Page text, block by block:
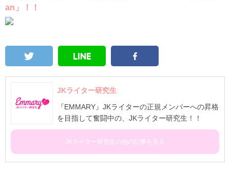
an」！！
JKライター研究生
『EMMARY』JKライターの正規メンバーへの昇格
を目指して奮闘中の、JKライター研究生！！
JKライター研究生の他の記事を見る